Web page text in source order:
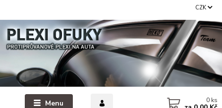
Menu
CZK
0 ks